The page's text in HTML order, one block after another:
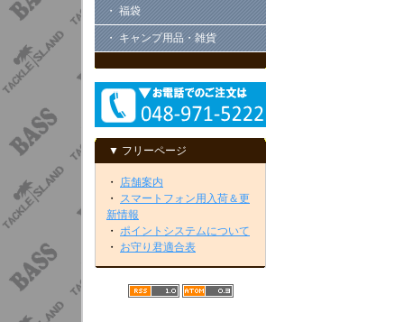
・ 福袋
・ キャンプ用品・雑貨
▼ フリーページ
・ 店舗案内
・ スマートフォン用入荷＆更
新情報
・ ポイントシステムについて
・ お守り君適合表